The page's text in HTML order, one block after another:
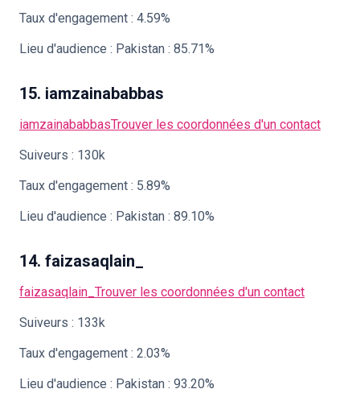
Taux d'engagement : 4.59%
Lieu d'audience : Pakistan : 85.71%
15. iamzainababbas
iamzainababbasTrouver les coordonnées d'un contact
Suiveurs : 130k
Taux d'engagement : 5.89%
Lieu d'audience : Pakistan : 89.10%
14. faizasaqlain_
faizasaqlain_ Trouver les coordonnées d'un contact
Suiveurs : 133k
Taux d'engagement : 2.03%
Lieu d'audience : Pakistan : 93.20%